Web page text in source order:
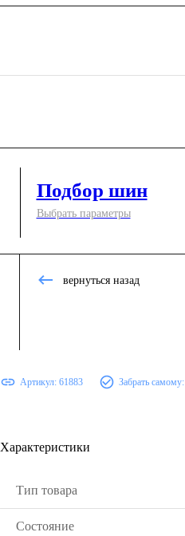
Подбор шин
Выбрать параметры
вернуться назад
Артикул: 61883 Забрать самому:
Характеристики
Тип товара
Состояние